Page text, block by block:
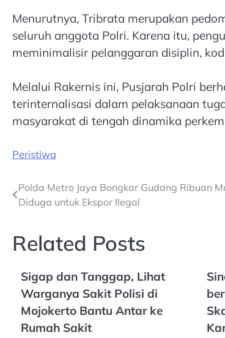
Menurutnya, Tribrata merupakan
seluruh anggota Polri. Karena itu,
meminimalisir pelanggaran disiplin,
Melalui Rakernis ini, Pusjarah Polri
terinternalisasi dalam pelaksanaan
masyarakat di tengah dinamika
Peristiwa
Post
navigation
Polda Metro Jaya Bongkar Gudang Ribuan
Diduga untuk Ekspor Ilegal
Related Posts
Sigap dan Tanggap, Lihat
Warganya Sakit Polisi di
Mojokerto Bantu Antar ke
Rumah Sakit